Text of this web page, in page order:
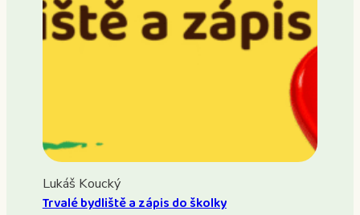
Lukáš Koucký
Trvalé bydliště a zápis do školky